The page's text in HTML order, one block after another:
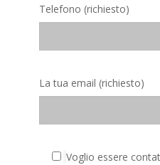
Telefono (richiesto)
La tua email (richiesto)
Voglio essere